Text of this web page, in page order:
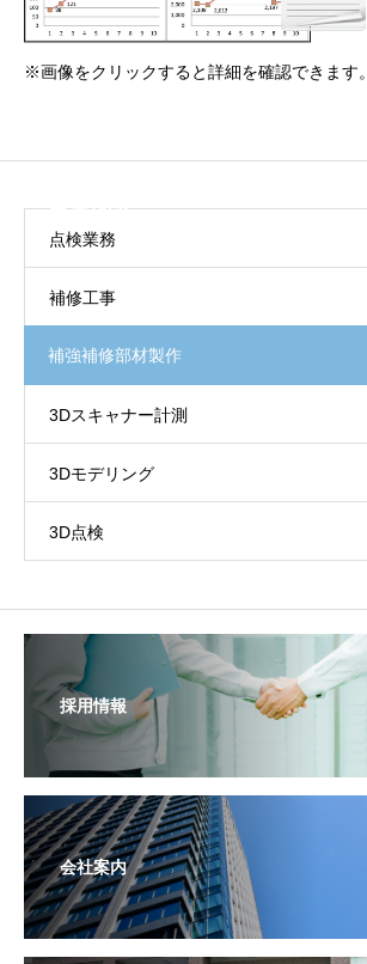
※画像をクリックすると詳細を確認できます。
事業内容
点検業務
補修工事
補強補修部材製作
3Dスキャナー計測
3Dモデリング
3D点検
採用情報
会社案内